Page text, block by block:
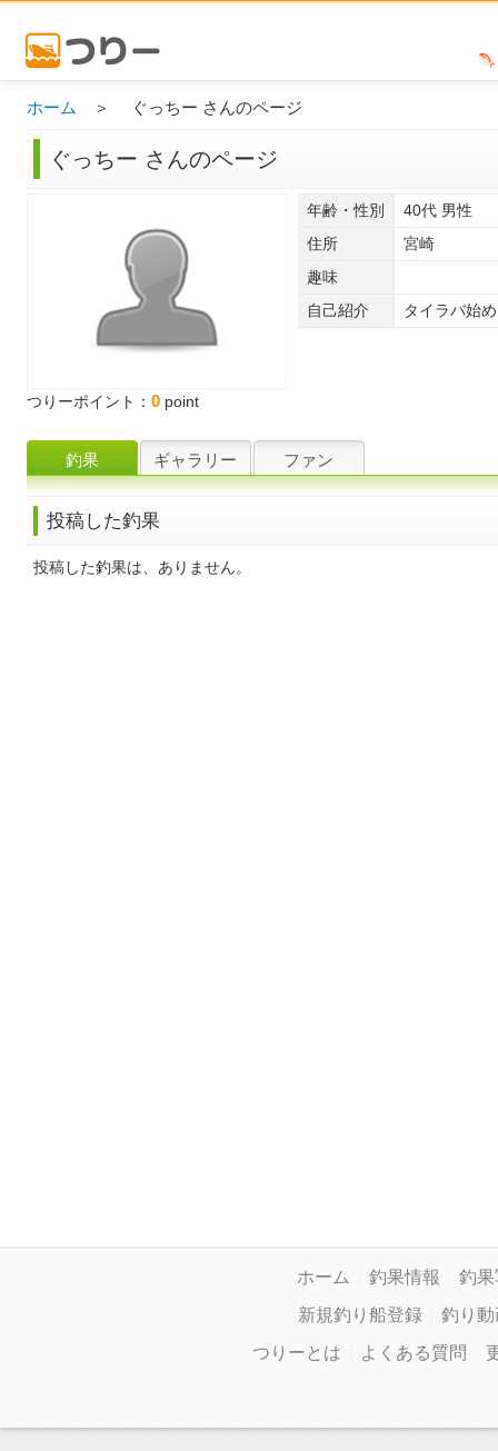
ホーム ＞ ぐっちー さんのページ
ぐっちー さんのページ
つりーポイント： 0 point
年齢・性別
40代 男性
住所
宮崎
趣味
自己紹介
タイラバ始
釣果 ギャラリー ファン
投稿した釣果
投稿した釣果は、ありません。
ホーム 釣果情報
釣
新規釣り船登録
釣り動
つりーとは
よくある質問